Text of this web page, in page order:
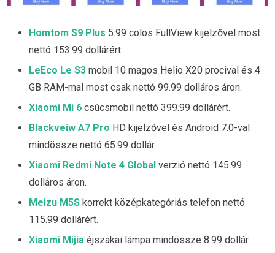
Homtom S9 Plus 5.99 colos FullView kijelzővel most
nettó 153.99 dollárért.
LeEco Le S3 mobil 10 magos Helio X20 procival és 4
GB RAM-mal most csak nettó 99.99 dolláros áron.
Xiaomi Mi 6 csúcsmobil nettó 399.99 dollárért.
Blackveiw A7 Pro HD kijelzővel és Android 7.0-val
mindössze nettó 65.99 dollár.
Xiaomi Redmi Note 4 Global verzió nettó 145.99
dolláros áron.
Meizu M5S korrekt középkategóriás telefon nettó
115.99 dollárért.
Xiaomi Mijia éjszakai lámpa mindössze 8.99 dollár.